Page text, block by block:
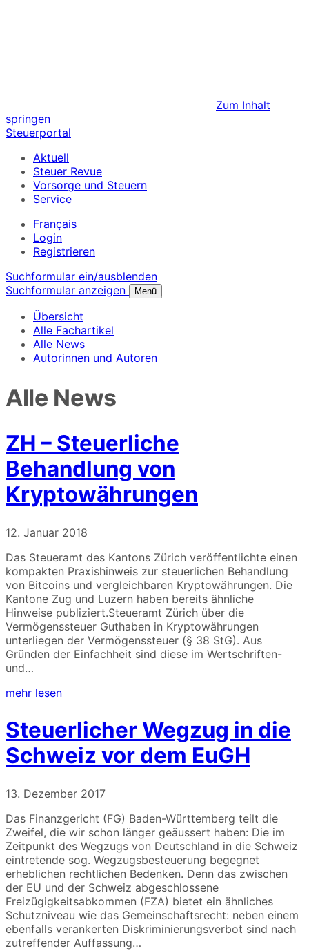
Zum Inhalt
springen
Steuerportal
Aktuell
Steuer Revue
Vorsorge und Steuern
Service
Français
Login
Registrieren
Suchformular ein/ausblenden
Suchformular anzeigen
Menü
Übersicht
Alle Fachartikel
Alle News
Autorinnen und Autoren
Alle News
ZH – Steuerliche
Behandlung von
Kryptowährungen
12. Januar 2018
Das Steueramt des Kantons Zürich veröffentlichte einen
kompakten Praxishinweis zur steuerlichen Behandlung
von Bitcoins und vergleichbaren Kryptowährungen. Die
Kantone Zug und Luzern haben bereits ähnliche
Hinweise publiziert.Steueramt Zürich über die
Vermögenssteuer Guthaben in Kryptowährungen
unterliegen der Vermögenssteuer (§ 38 StG). Aus
Gründen der Einfachheit sind diese im Wertschriften-
und…
mehr lesen
Steuerlicher Wegzug in die
Schweiz vor dem EuGH
13. Dezember 2017
Das Finanzgericht (FG) Baden-Württemberg teilt die
Zweifel, die wir schon länger geäussert haben: Die im
Zeitpunkt des Wegzugs von Deutschland in die Schweiz
eintretende sog. Wegzugsbesteuerung begegnet
erheblichen rechtlichen Bedenken. Denn das zwischen
der EU und der Schweiz abgeschlossene
Freizügigkeitsabkommen (FZA) bietet ein ähnliches
Schutzniveau wie das Gemeinschaftsrecht: neben einem
ebenfalls verankerten Diskriminierungsverbot sind nach
zutreffender Auffassung…